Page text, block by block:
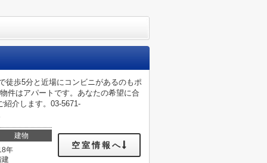
歩5分と近場にコンビニがあるのもポ
件はアパートです。あなたの希望に合
介します。03-5671-
建物
年
建
空室情報へ